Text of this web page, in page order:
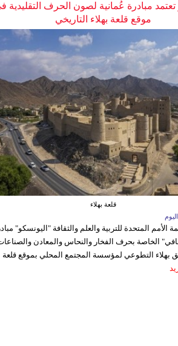
تعتمد مبادرة عُمانية لصون الحرف التقليدية
موقع قلعة بهلاء التاريخي
قلعة بهلاء
المتحدة للتربية والعلم والثقافة "اليونسكو"
الخاصة بحرف الفخار والنحاس والمعادن
بهلاء التطوعي لمؤسسة المجتمع المحلي بموقع قلعة